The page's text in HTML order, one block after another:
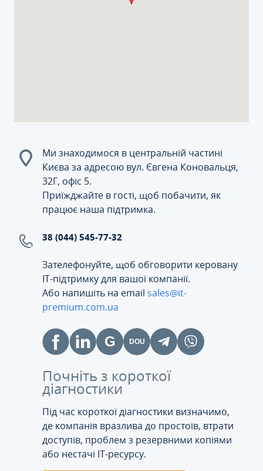
Ми знаходимося в центральній частині
Києва за адресою вул. Євгена Коновальця,
32Г, офіс 5.
Приїжджайте в гості, щоб побачити, як
працює наша підтримка.
38 (044) 545-77-32
Зателефонуйте, щоб обговорити керовану
ІТ-підтримку для вашої компанії.
Або напишіть на email sales@it-
premium.com.ua
Почніть з короткої
діагностики
Під час короткої діагностики визначимо,
де компанія вразлива до простоїв, втрати
доступів, проблем з резервними копіями
або нестачі IT-ресурсу.